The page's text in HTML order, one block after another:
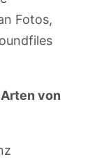
Fotos,
von